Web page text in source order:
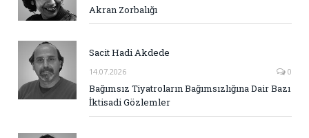
Akran Zorbalığı
Sacit Hadi Akdede
14.07.2026 0
Bağımsız Tiyatroların Bağımsızlığına Dair Bazı
İktisadi Gözlemler